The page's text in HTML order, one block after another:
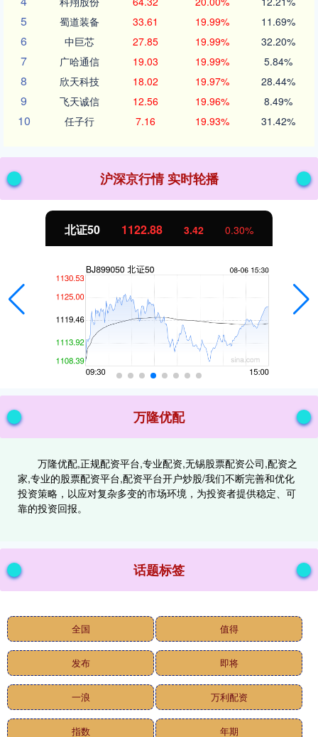
5 蜀道装备 33.61 19.99% 11.69%
6 中巨芯 27.85 19.99% 32.20%
7 广哈通信 19.03 19.99% 5.84%
8 欣天科技 18.02 19.97% 28.44%
9 飞天诚信 12.56 19.96% 8.49%
10 任子行 7.16 19.93% 31.42%
沪深京行情 实时轮播
北证50 1122.88 3.42 0.30%
万隆优配
万隆优配,正规配资平台,专业配资,无锡股票配资公司,配资之
家,专业的股票配资平台,配资平台开户炒股/我们不断完善和优化
投资策略，以应对复杂多变的市场环境，为投资者提供稳定、可
靠的投资回报。
话题标签
全国 值得
发布 即将
一浪 万利配资
指数 年期